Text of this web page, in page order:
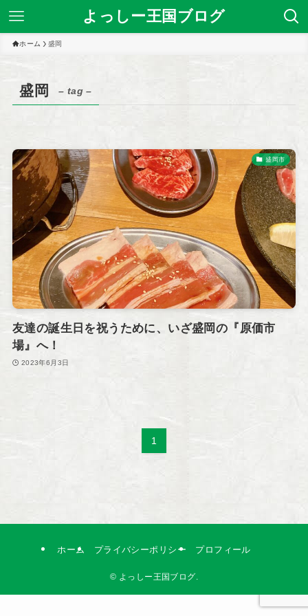
よっしー王国ブログ
ホーム 盛岡
盛岡 – tag –
盛岡市
友達の誕生日を祝うために、いざ盛岡の『原価市
場』へ！
2023年6月3日
1
ホーム プライバシーポリシー プロフィール
© よっしー王国ブログ.